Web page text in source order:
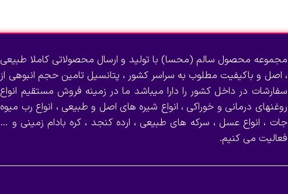
مجموعه محصول سالم (محسا) با تولید و ارسال محصولاتی کاملا طبیعی
، اصل و باکیفیت مطلوب به سراسر کشور ، پتانسیل تامین حجم انبوهی از
سفارشات در داخل کشور را دارا میباشد ما در زمینه فروش مستقیم انواع
روغنهای درمانی و خوراکی ، انواع شیره های اصل و طبیعی ، انواع رب میوه
جات ، انواع عسل ، سرکه های طبیعی ، ارده کنجد ، کره بادام زمینی و …
فعالیت می کنیم.